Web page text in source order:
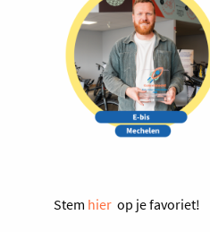
Stem hier op je favoriet!